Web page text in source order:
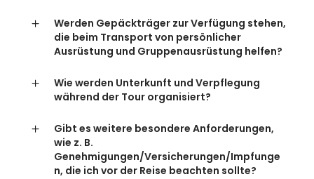
Werden Gepäckträger zur Verfügung stehen,
die beim Transport von persönlicher
Ausrüstung und Gruppenausrüstung helfen?
Wie werden Unterkunft und Verpflegung
während der Tour organisiert?
Gibt es weitere besondere Anforderungen,
wie z. B.
Genehmigungen/Versicherungen/Impfunge
n, die ich vor der Reise beachten sollte?